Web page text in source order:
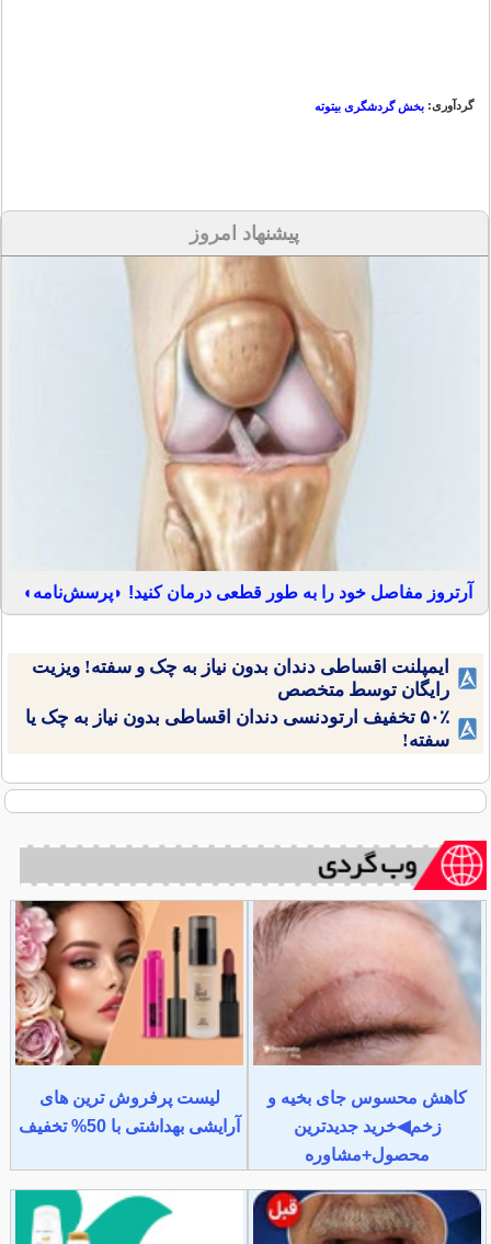
گردآوری: بخش گردشگری بیتوته
پیشنهاد امروز
آرتروز مفاصل خود را به طور قطعی درمان کنید! ◗پرسش‌نامه◖
ایمپلنت اقساطی دندان بدون نیاز به چک و سفته! ویزیت
رایگان توسط متخصص
۵۰٪ تخفیف ارتودنسی دندان اقساطی بدون نیاز به چک یا
سفته!
کاهش محسوس جای بخیه و
زخم◀خرید جدیدترین
محصول+مشاوره
لیست پرفروش ترین های
آرایشی بهداشتی با 50% تخفیف